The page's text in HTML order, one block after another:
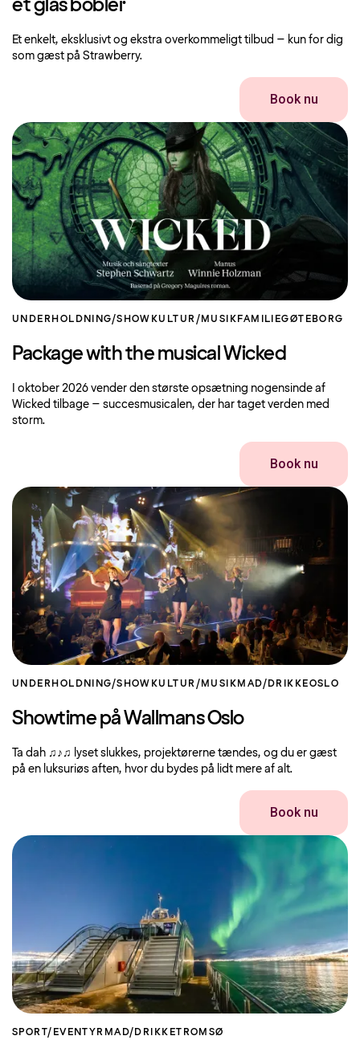
et glas bobler
Et enkelt, eksklusivt og ekstra overkommeligt tilbud – kun for dig
som gæst på Strawberry.
Book nu
UNDERHOLDNING/SHOW KULTUR/MUSIK FAMILIEGØTEBORG
Package with the musical Wicked
I oktober 2026 vender den største opsætning nogensinde af
Wicked tilbage – succesmusicalen, der har taget verden med
storm.
Book nu
UNDERHOLDNING/SHOW KULTUR/MUSIK MAD/DRIKKEOSLO
Showtime på Wallmans Oslo
Ta dah ♫♪♫ lyset slukkes, projektørerne tændes, og du er gæst
på en luksuriøs aften, hvor du bydes på lidt mere af alt.
Book nu
SPORT/EVENTYR MAD/DRIKKE TROMSØ